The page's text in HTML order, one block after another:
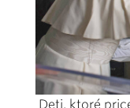
Deti, ktoré